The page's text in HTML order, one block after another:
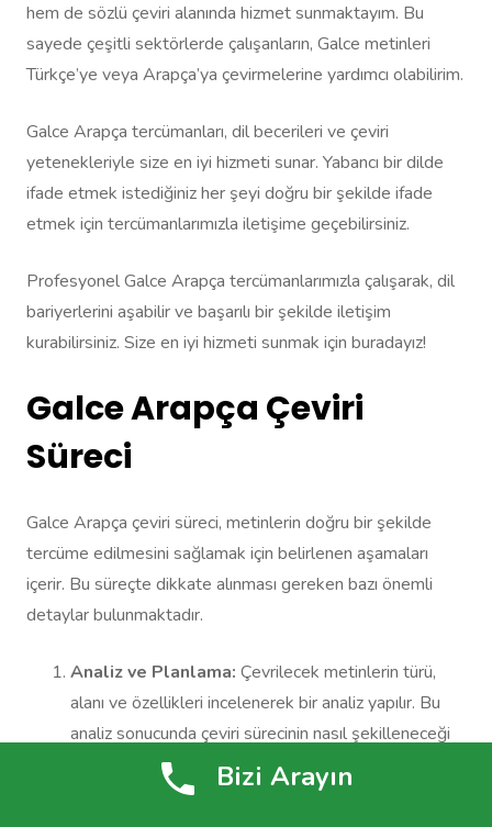
hem de sözlü çeviri alanında hizmet sunmaktayım. Bu
sayede çeşitli sektörlerde çalışanların, Galce metinleri
Türkçe’ye veya Arapça’ya çevirmelerine yardımcı olabilirim.
Galce Arapça tercümanları, dil becerileri ve çeviri
yetenekleriyle size en iyi hizmeti sunar. Yabancı bir dilde
ifade etmek istediğiniz her şeyi doğru bir şekilde ifade
etmek için tercümanlarımızla iletişime geçebilirsiniz.
Profesyonel Galce Arapça tercümanlarımızla çalışarak, dil
bariyerlerini aşabilir ve başarılı bir şekilde iletişim
kurabilirsiniz. Size en iyi hizmeti sunmak için buradayız!
Galce Arapça Çeviri
Süreci
Galce Arapça çeviri süreci, metinlerin doğru bir şekilde
tercüme edilmesini sağlamak için belirlenen aşamaları
içerir. Bu süreçte dikkate alınması gereken bazı önemli
detaylar bulunmaktadır.
Analiz ve Planlama: Çevrilecek metinlerin türü,
alanı ve özellikleri incelenerek bir analiz yapılır. Bu
analiz sonucunda çeviri sürecinin nasıl şekilleneceği
belirlenir ve bir plan oluşturulur.
Tercüman Seçimi:
Galce Arapça çeviri hizmeti
Bizi Arayın